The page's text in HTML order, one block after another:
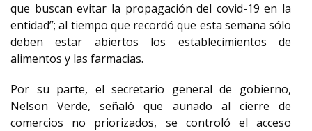
que buscan evitar la propagación del covid-19 en la
entidad”; al tiempo que recordó que esta semana sólo
deben estar abiertos los establecimientos de
alimentos y las farmacias.
Por su parte, el secretario general de gobierno,
Nelson Verde, señaló que aunado al cierre de
comercios no priorizados, se controló el acceso